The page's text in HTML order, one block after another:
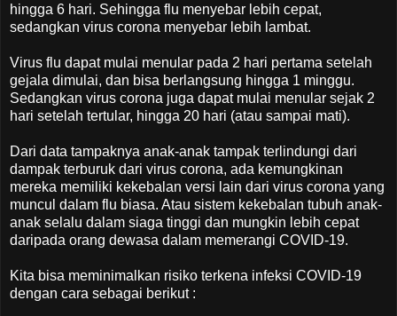
hingga 6 hari. Sehingga flu menyebar lebih cepat,
sedangkan virus corona menyebar lebih lambat.
Virus flu dapat mulai menular pada 2 hari pertama setelah
gejala dimulai, dan bisa berlangsung hingga 1 minggu.
Sedangkan virus corona juga dapat mulai menular sejak 2
hari setelah tertular, hingga 20 hari (atau sampai mati).
Dari data tampaknya anak-anak tampak terlindungi dari
dampak terburuk dari virus corona, ada kemungkinan
mereka memiliki kekebalan versi lain dari virus corona yang
muncul dalam flu biasa. Atau sistem kekebalan tubuh anak-
anak selalu dalam siaga tinggi dan mungkin lebih cepat
daripada orang dewasa dalam memerangi COVID-19.
Kita bisa meminimalkan risiko terkena infeksi COVID-19
dengan cara sebagai berikut :